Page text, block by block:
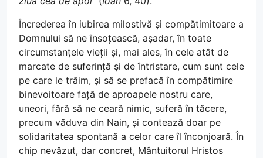
Încrederea în iubirea milostivă și compătimitoare a
Domnului să ne însoțească, așadar, în toate
circumstanțele vieții și, mai ales, în cele atât de
marcate de suferință și de întristare, cum sunt cele
pe care le trăim, și să se prefacă în compătimire
binevoitoare față de aproapele nostru care,
uneori, fără să ne ceară nimic, suferă în tăcere,
precum văduva din Nain, și contează doar pe
solidaritatea spontană a celor care îl înconjoară. În
chip nevăzut, dar concret, Mântuitorul Hristos